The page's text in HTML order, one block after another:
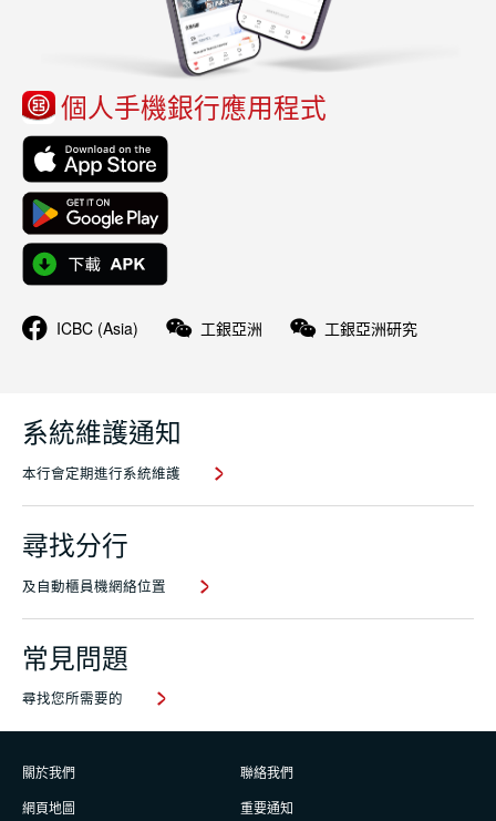
個人手機銀行應用程式
ICBC (Asia) 工銀亞洲 工銀亞洲研究
系統維護通知
本行會定期進行系統維護
尋找分行
及自動櫃員機網絡位置
常見問題
尋找您所需要的
關於我們
聯絡我們
網頁地圖
重要通知